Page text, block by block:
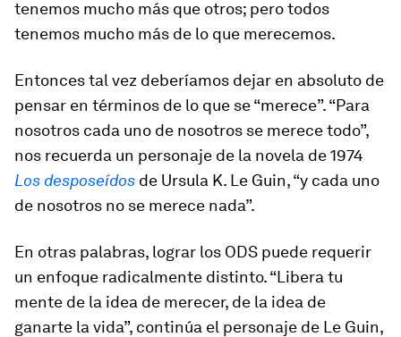
tenemos mucho más que otros; pero todos
tenemos mucho más de lo que merecemos.
Entonces tal vez deberíamos dejar en absoluto de
pensar en términos de lo que se “merece”. “Para
nosotros cada uno de nosotros se merece todo”,
nos recuerda un personaje de la novela de 1974
Los desposeídos de Ursula K. Le Guin, “y cada uno
de nosotros no se merece nada”.
En otras palabras, lograr los ODS puede requerir
un enfoque radicalmente distinto. “Libera tu
mente de la idea de merecer, de la idea de
ganarte la vida”, continúa el personaje de Le Guin,